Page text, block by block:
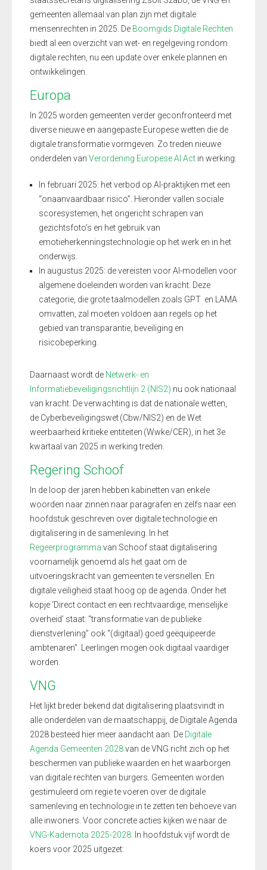
gemeenten allemaal van plan zijn met digitale
mensenrechten in 2025. De Boomgids Digitale Rechten
biedt al een overzicht van wet- en regelgeving rondom
digitale rechten, nu een update over enkele plannen en
ontwikkelingen.
Europa
In 2025 worden gemeenten verder geconfronteerd met
diverse nieuwe en aangepaste Europese wetten die de
digitale transformatie vormgeven. Zo treden nieuwe
onderdelen van Verordening Europese AI Act in werking:
In februari 2025: het verbod op AI-praktijken met een
“onaanvaardbaar risico”. Hieronder vallen sociale
scoresystemen, het ongericht schrapen van
gezichtsfoto’s en het gebruik van
emotieherkenningstechnologie op het werk en in het
onderwijs.
In augustus 2025: de vereisten voor AI-modellen voor
algemene doeleinden worden van kracht. Deze
categorie, die grote taalmodellen zoals GPT en LAMA
omvatten, zal moeten voldoen aan regels op het
gebied van transparantie, beveiliging en
risicobeperking.
Daarnaast wordt de Netwerk- en
Informatiebeveiligingsrichtlijn 2 (NIS2) nu ook nationaal
van kracht. De verwachting is dat de nationale wetten,
de Cyberbeveiligingswet (Cbw/NIS2) en de Wet
weerbaarheid kritieke entiteiten (Wwke/CER), in het 3e
kwartaal van 2025 in werking treden.
Regering Schoof
In de loop der jaren hebben kabinetten van enkele
woorden naar zinnen naar paragrafen en zelfs naar een
hoofdstuk geschreven over digitale technologie en
digitalisering in de samenleving. In het
Regeerprogramma van Schoof staat digitalisering
voornamelijk genoemd als het gaat om de
uitvoeringskracht van gemeenten te versnellen. En
digitale veiligheid staat hoog op de agenda. Onder het
kopje ‘Direct contact en een rechtvaardige, menselijke
overheid’ staat: “transformatie van de publieke
dienstverlening” ook “(digitaal) goed geëquipeerde
ambtenaren”. Leerlingen mogen ook digitaal vaardiger
worden.
VNG
Het lijkt breder bekend dat digitalisering plaatsvindt in
alle onderdelen van de maatschappij, de Digitale Agenda
2028 besteed hier meer aandacht aan. De Digitale
Agenda Gemeenten 2028van de VNG richt zich op het
beschermen van publieke waarden en het waarborgen
van digitale rechten van burgers. Gemeenten worden
gestimuleerd om regie te voeren over de digitale
samenleving en technologie in te zetten ten behoeve van
alle inwoners. Voor concrete acties kijken we naar de
VNG-Kadernota 2025-2028 . In hoofdstuk vijf wordt de
koers voor 2025 uitgezet: